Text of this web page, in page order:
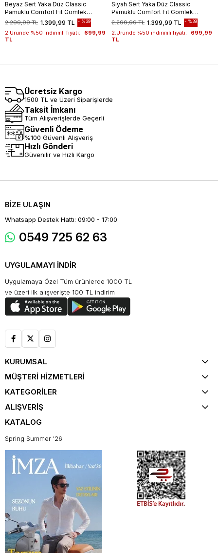
Beyaz Sert Yaka Düz Classic
Pamuklu Comfort Fit Gömlek
1004250213 1.399,99 TL
2.299,99 TL %39
2.Üründe %50 indirimli fiyatı:
699,99
TL
Siyah Sert Yaka Düz Classic
Pamuklu Comfort Fit Gömlek
1004250213 1.399,99 TL
2.299,99 TL %39
2.Üründe %50 indirimli fiyatı:
699,99
TL
Ücretsiz Kargo
1500 TL ve Üzeri Siparişlerde
Taksit İmkanı
Tüm Alışverişlerde Geçerli
Güvenli Ödeme
%100 Güvenli Alışveriş
Hızlı Gönderi
Güvenilir ve Hızlı Kargo
BİZE ULAŞIN
Whatsapp Destek Hattı: 09:00 - 17:00
0549 725 62 63
UYGULAMAYI İNDİR
Uygulamaya Özel Tüm ürünlerde 1000 TL
ve üzeri ilk alışverişte 100 TL indirim
KURUMSAL
MÜŞTERİ HİZMETLERİ
KATEGORİLER
ALIŞVERİŞ
KATALOG
Spring Summer '26